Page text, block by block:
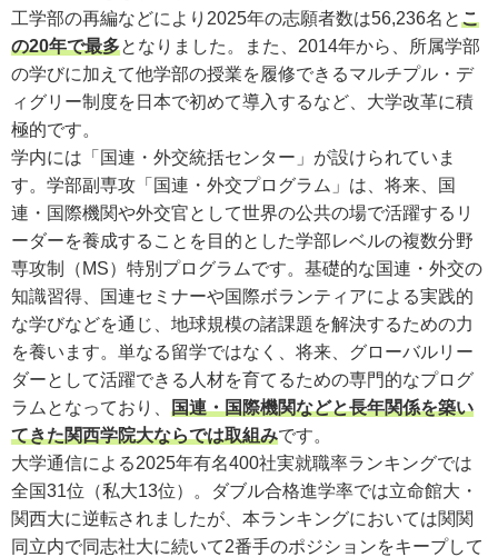
工学部の再編などにより2025年の志願者数は56,236名とこ
の20年で最多となりました。また、2014年から、所属学部
の学びに加えて他学部の授業を履修できるマルチプル・デ
ィグリー制度を日本で初めて導入するなど、大学改革に積
極的です。
学内には「国連・外交統括センター」が設けられていま
す。学部副専攻「国連・外交プログラム」は、将来、国
連・国際機関や外交官として世界の公共の場で活躍するリ
ーダーを養成することを目的とした学部レベルの複数分野
専攻制（MS）特別プログラムです。基礎的な国連・外交の
知識習得、国連セミナーや国際ボランティアによる実践的
な学びなどを通じ、地球規模の諸課題を解決するための力
を養います。単なる留学ではなく、将来、グローバルリー
ダーとして活躍できる人材を育てるための専門的なプログ
ラムとなっており、 国連・国際機関などと長年関係を築い
てきた関西学院大ならでは取組みです。
大学通信による2025年有名400社実就職率ランキングでは
全国31位（私大13位）。ダブル合格進学率では立命館大・
関西大に逆転されましたが、本ランキングにおいては関関
同立内で同志社大に続いて2番手のポジションをキープして